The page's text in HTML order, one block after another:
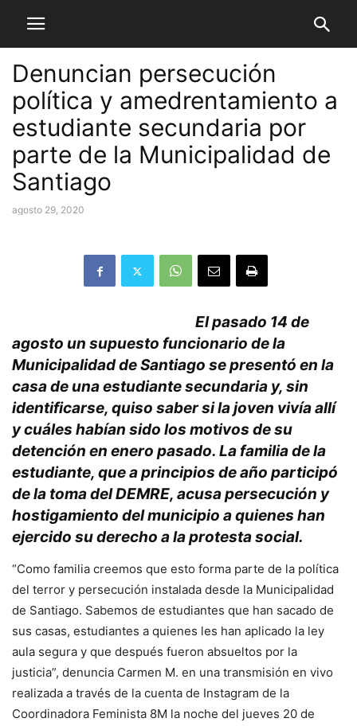
Denuncian persecución
política y amedrentamiento a
estudiante secundaria por
parte de la Municipalidad de
Santiago
agosto 29, 2020
El pasado 14 de
agosto un supuesto funcionario de la
Municipalidad de Santiago se presentó en la
casa de una estudiante secundaria y, sin
identificarse, quiso saber si la joven vivía allí
y cuáles habían sido los motivos de su
detención en enero pasado. La familia de la
estudiante, que a principios de año participó
de la toma del DEMRE, acusa persecución y
hostigamiento del municipio a quienes han
ejercido su derecho a la protesta social.
“Como familia creemos que esto forma parte de la política
del terror y persecución instalada desde la Municipalidad
de Santiago. Sabemos de estudiantes que han sacado de
sus casas, estudiantes a quienes les han aplicado la ley
aula segura y que después fueron absueltos por la
justicia”, denuncia Carmen M. en una transmisión en vivo
realizada a través de la cuenta de Instagram de la
Coordinadora Feminista 8M la noche del jueves 20 de